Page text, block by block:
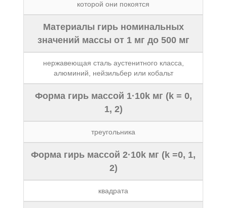
которой они покоятся
Материалы гирь номинальных
значений массы от 1 мг до 500 мг
нержавеющая сталь аустенитного класса,
алюминий, нейзильбер или кобальт
Форма гирь массой 1·10k мг (k = 0,
1, 2)
треугольника
Форма гирь массой 2·10k мг (k =0, 1,
2)
квадрата